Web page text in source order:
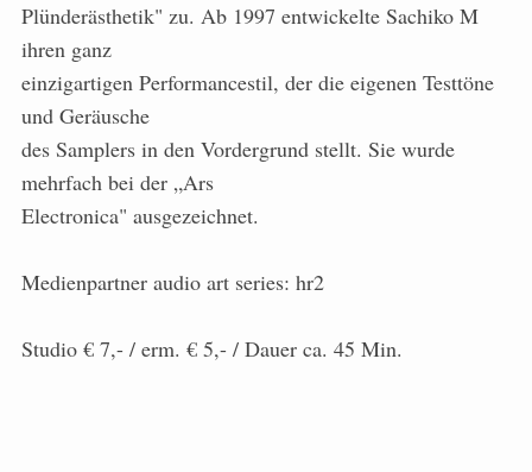
Plünderästhetik" zu. Ab 1997 entwickelte Sachiko M
ihren ganz
einzigartigen Performancestil, der die eigenen Testtöne
und Geräusche
des Samplers in den Vordergrund stellt. Sie wurde
mehrfach bei der „Ars
Electronica" ausgezeichnet.
Medienpartner audio art series: hr2
Studio € 7,- / erm. € 5,- / Dauer ca. 45 Min.